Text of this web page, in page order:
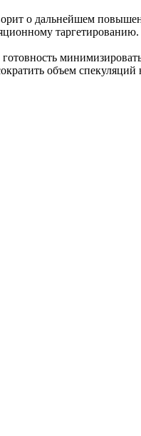
о дальнейшем
таргетированию.
объем